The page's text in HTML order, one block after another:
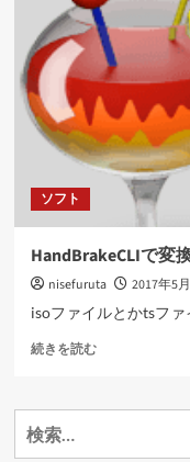
ソフト
HandBrakeCLIで変
nisefuruta 2017年5
isoファイルとかtsファ
続きを読むHandBrakeCLI
換
検
索: